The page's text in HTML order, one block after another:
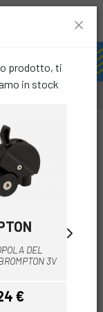
prodotto, ti
in stock
DEL
3V
Prezzo
€